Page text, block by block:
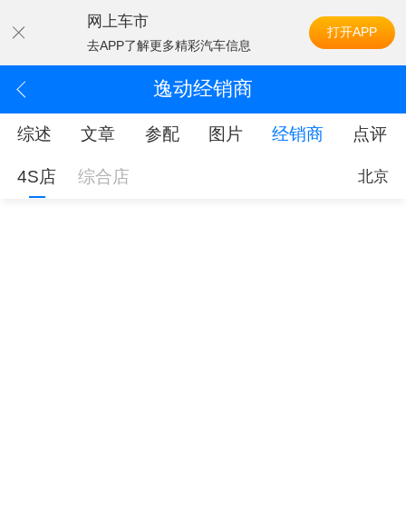
网上车市
去APP了解更多精彩汽车信息
打开APP
逸动经销商
综述 文章 参配 图片 经销商 点评
4S店 综合店 北京